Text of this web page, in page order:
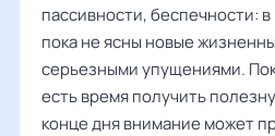
пассивности, беспечности:
пока не ясны новые
серьезными упущениями.
есть время получить
конце дня внимание может